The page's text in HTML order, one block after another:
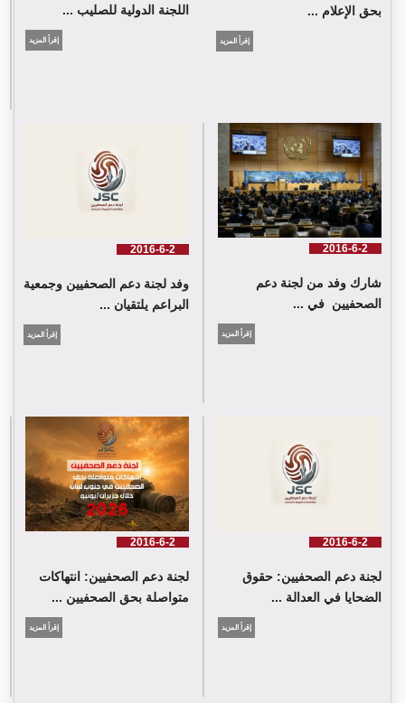
لجنة دعم الصحفيين تلتقي اللجنة الدولية للصليب الأحمر في جنيف
اللجنة كلمة باسم جمعية البراعم للعمل الاجتماعي
بحق الإعلام ...
إقرأ المزيد
اللجنة الدولية للصليب ...
إقرأ المزيد
2016-6-2
شارك وفد من لجنة دعم
الصحفيين في ...
إقرأ المزيد
2016-6-2
وفد لجنة دعم الصحفيين وجمعية
البراعم يلتقيان ...
إقرأ المزيد
2016-6-2
لجنة دعم الصحفيين: حقوق
الضحايا في العدالة ...
إقرأ المزيد
2016-6-2
لجنة دعم الصحفيين: انتهاكات
متواصلة بحق الصحفيين ...
إقرأ المزيد